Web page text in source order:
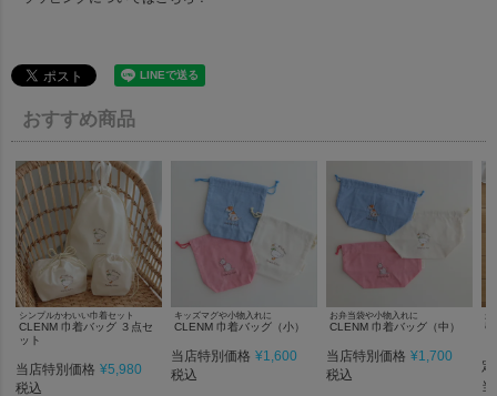
おすすめ商品
シンプルかわいい巾着セット
CLENM 巾着バッグ ３点セ
ット
当店特別価格 ¥5,980
税込
キッズマグや小物入れに
CLENM 巾着バッグ（小）
当店特別価格 ¥1,600
税込
お弁当袋や小物入れに
CLENM 巾着バッグ（中）
当店特別価格 ¥1,700
税込
か
出